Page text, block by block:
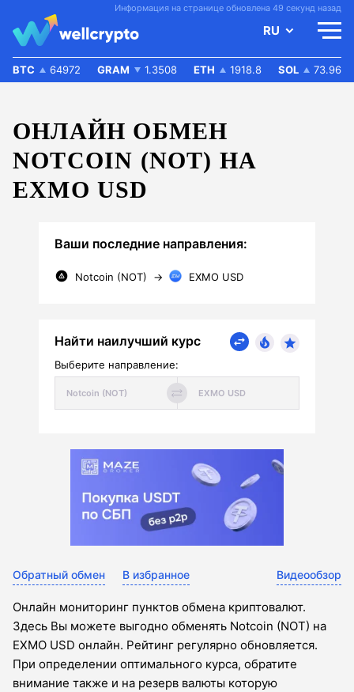
Информация на странице обновлена 49 секунд назад
RU
BTC 64972 GRAM 1.3508 ETH 1918.8 SOL 73.96
ОНЛАЙН ОБМЕН
NOTCOIN (NOT) НА
EXMO USD
Ваши последние направления:
Notcoin (NOT) → EXMO USD
Найти наилучший курс
Выберите направление:
Обратный обмен В избранное Видеообзор
Онлайн мониторинг пунктов обмена криптовалют.
Здесь Вы можете выгодно обменять Notcoin (NOT) на
EXMO USD онлайн. Рейтинг регулярно обновляется.
При определении оптимального курса, обратите
внимание также и на резерв валюты которую